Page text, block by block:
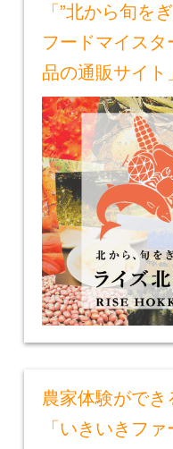
「”北から旬を
フードマイス
品の通販サイト
農家体験がで
「いきいきファ